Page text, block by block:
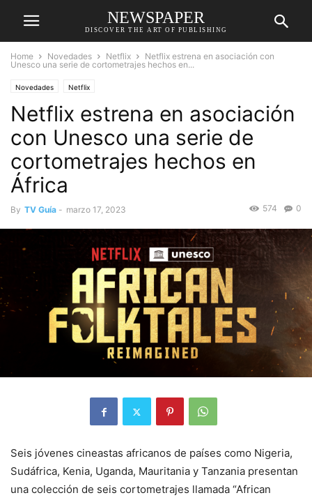
NEWSPAPER
DISCOVER THE ART OF PUBLISHING
Home Novedades Netflix
Netflix estrena en asociación con
Unesco una serie de cortometrajes hechos en...
Novedades Netflix
Netflix estrena en asociación
con Unesco una serie de
cortometrajes hechos en
África
By TV Guía - marzo 17, 2023 0
574
Seis jóvenes cineastas africanos de países como Nigeria,
Sudáfrica, Kenia, Uganda, Mauritania y Tanzania presentan
una colección de seis cortometrajes llamada “African